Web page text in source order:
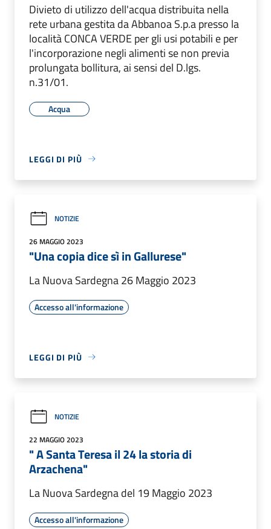
Divieto di utilizzo dell'acqua distribuita nella
rete urbana gestita da Abbanoa S.p.a presso la
località CONCA VERDE per gli usi potabili e per
l'incorporazione negli alimenti se non previa
prolungata bollitura, ai sensi del D.lgs.
n.31/01.
Acqua
LEGGI DI PIÙ
NOTIZIE
26 MAGGIO 2023
"Una copia dice sì in Gallurese"
La Nuova Sardegna 26 Maggio 2023
Accesso all'informazione
LEGGI DI PIÙ
NOTIZIE
22 MAGGIO 2023
" A Santa Teresa il 24 la storia di
Arzachena"
La Nuova Sardegna del 19 Maggio 2023
Accesso all'informazione